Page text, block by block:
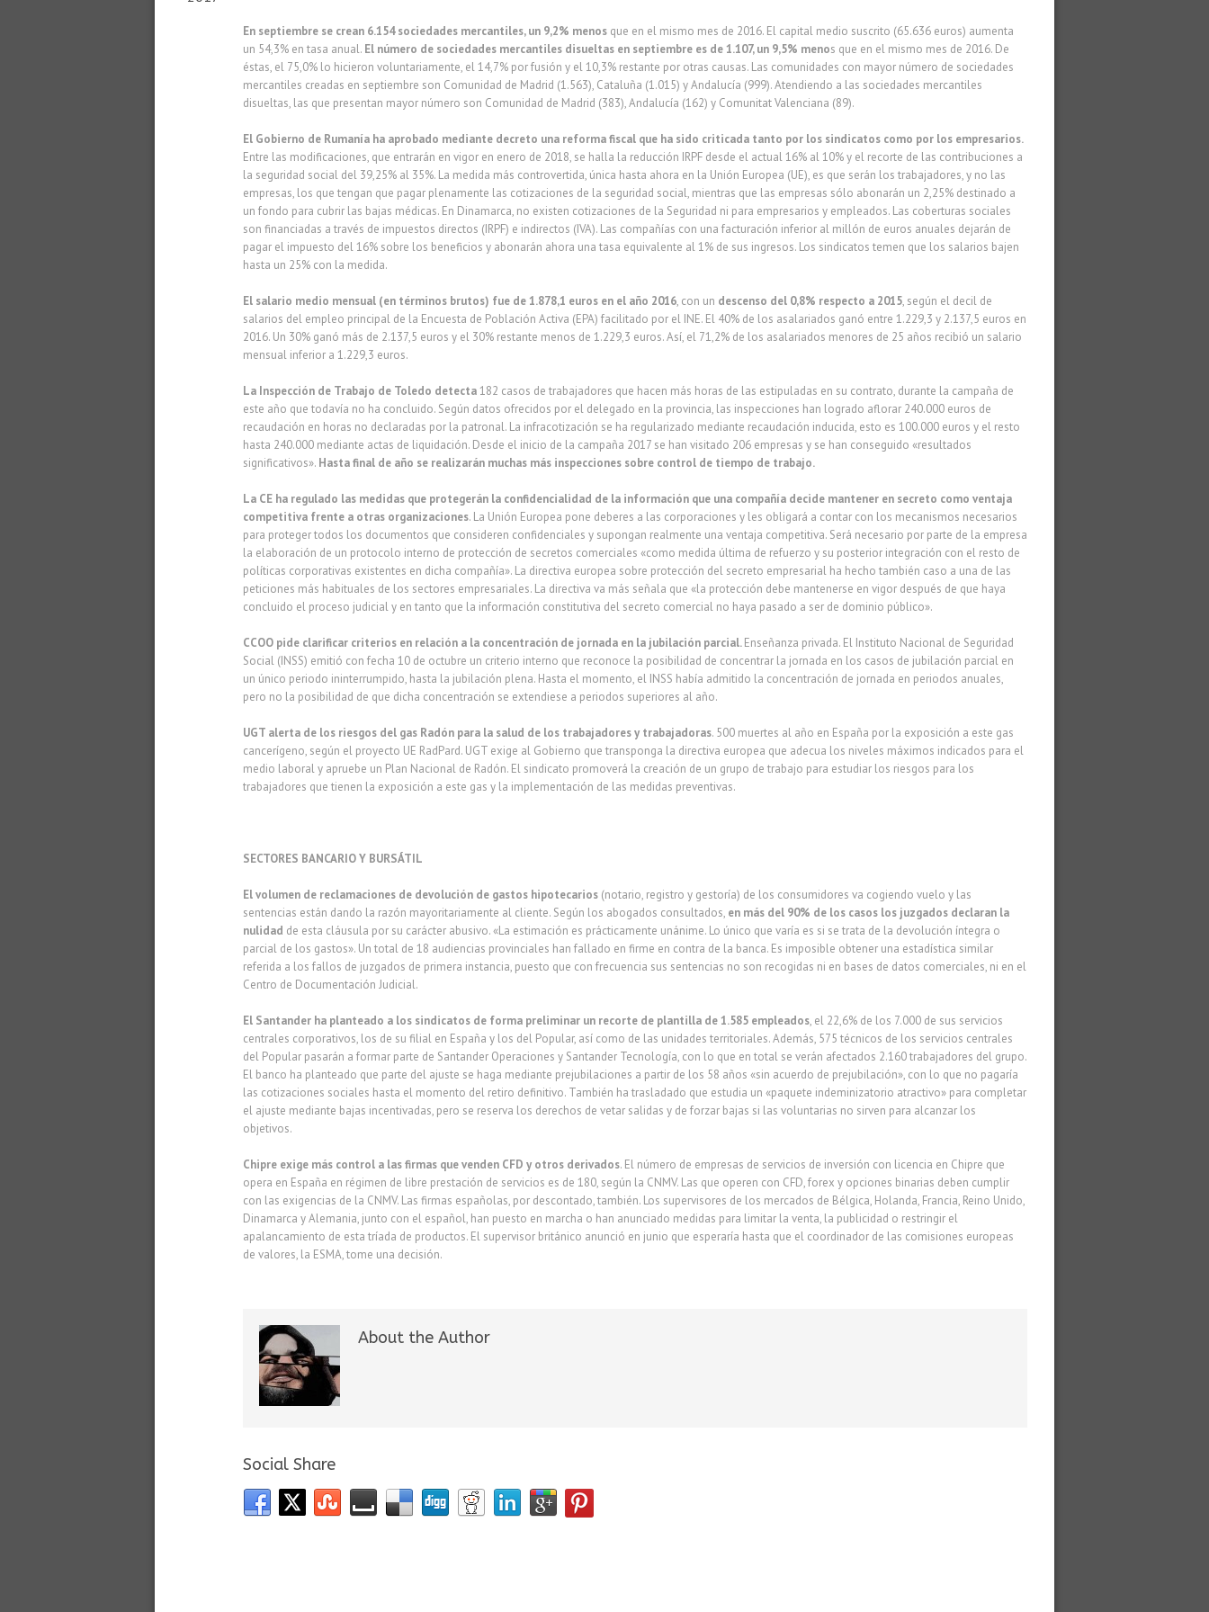
En septiembre se crean 6.154 sociedades mercantiles, un 9,2% menos que en el mismo mes de 2016. El capital medio suscrito (65.636 euros) aumenta
un 54,3% en tasa anual. El número de sociedades mercantiles disueltas en septiembre es de 1.107, un 9,5% menos que en el mismo mes de 2016. De
éstas, el 75,0% lo hicieron voluntariamente, el 14,7% por fusión y el 10,3% restante por otras causas. Las comunidades con mayor número de sociedades
mercantiles creadas en septiembre son Comunidad de Madrid (1.563), Cataluña (1.015) y Andalucía (999). Atendiendo a las sociedades mercantiles
disueltas, las que presentan mayor número son Comunidad de Madrid (383), Andalucía (162) y Comunitat Valenciana (89).
El Gobierno de Rumanía ha aprobado mediante decreto una reforma fiscal que ha sido criticada tanto por los sindicatos como por los empresarios.
Entre las modificaciones, que entrarán en vigor en enero de 2018, se halla la reducción IRPF desde el actual 16% al 10% y el recorte de las contribuciones a
la seguridad social del 39,25% al 35%. La medida más controvertida, única hasta ahora en la Unión Europea (UE), es que serán los trabajadores, y no las
empresas, los que tengan que pagar plenamente las cotizaciones de la seguridad social, mientras que las empresas sólo abonarán un 2,25% destinado a
un fondo para cubrir las bajas médicas. En Dinamarca, no existen cotizaciones de la Seguridad ni para empresarios y empleados. Las coberturas sociales
son financiadas a través de impuestos directos (IRPF) e indirectos (IVA). Las compañías con una facturación inferior al millón de euros anuales dejarán de
pagar el impuesto del 16% sobre los beneficios y abonarán ahora una tasa equivalente al 1% de sus ingresos. Los sindicatos temen que los salarios bajen
hasta un 25% con la medida.
El salario medio mensual (en términos brutos) fue de 1.878,1 euros en el año 2016, con un descenso del 0,8% respecto a 2015, según el decil de
salarios del empleo principal de la Encuesta de Población Activa (EPA) facilitado por el INE. El 40% de los asalariados ganó entre 1.229,3 y 2.137,5 euros en
2016. Un 30% ganó más de 2.137,5 euros y el 30% restante menos de 1.229,3 euros. Así, el 71,2% de los asalariados menores de 25 años recibió un salario
mensual inferior a 1.229,3 euros.
La Inspección de Trabajo de Toledo detecta182 casos de trabajadores que hacen más horas de las estipuladas en su contrato, durante la campaña de
este año que todavía no ha concluido. Según datos ofrecidos por el delegado en la provincia, las inspecciones han logrado aflorar 240.000 euros de
recaudación en horas no declaradas por la patronal. La infracotización se ha regularizado mediante recaudación inducida, esto es 100.000 euros y el resto
hasta 240.000 mediante actas de liquidación. Desde el inicio de la campaña 2017 se han visitado 206 empresas y se han conseguido «resultados
significativos». Hasta final de año se realizarán muchas más inspecciones sobre control de tiempo de trabajo.
La CE ha regulado las medidas que protegerán la confidencialidad de la información que una compañía decide mantener en secreto como ventaja
competitiva frente a otras organizaciones. La Unión Europea pone deberes a las corporaciones y les obligará a contar con los mecanismos necesarios
para proteger todos los documentos que consideren confidenciales y supongan realmente una ventaja competitiva. Será necesario por parte de la empresa
la elaboración de un protocolo interno de protección de secretos comerciales «como medida última de refuerzo y su posterior integración con el resto de
políticas corporativas existentes en dicha compañía». La directiva europea sobre protección del secreto empresarial ha hecho también caso a una de las
peticiones más habituales de los sectores empresariales. La directiva va más señala que «la protección debe mantenerse en vigor después de que haya
concluido el proceso judicial y en tanto que la información constitutiva del secreto comercial no haya pasado a ser de dominio público».
CCOO pide clarificar criterios en relación a la concentración de jornada en la jubilación parcial.Enseñanza privada. El Instituto Nacional de Seguridad
Social (INSS) emitió con fecha 10 de octubre un criterio interno que reconoce la posibilidad de concentrar la jornada en los casos de jubilación parcial en
un único periodo ininterrumpido, hasta la jubilación plena. Hasta el momento, el INSS había admitido la concentración de jornada en periodos anuales,
pero no la posibilidad de que dicha concentración se extendiese a periodos superiores al año.
UGT alerta de los riesgos del gas Radón para la salud de los trabajadores y trabajadoras. ​500 muertes al año en España por la exposición a este gas
cancerígeno, según el proyecto UE RadPard. UGT exige al Gobierno que transponga la directiva europea que adecua los niveles máximos indicados para el
medio laboral y apruebe un Plan Nacional de Radón. El sindicato promoverá la creación de un grupo de trabajo para estudiar los riesgos para los
trabajadores que tienen la exposición a este gas y la implementación de las medidas preventivas.
SECTORES BANCARIO Y BURSÁTIL
El volumen de reclamaciones de devolución de gastos hipotecarios (notario, registro y gestoría) de los consumidores va cogiendo vuelo y las
sentencias están dando la razón mayoritariamente al cliente. Según los abogados consultados, en más del 90% de los casos los juzgados declaran la
nulidad de esta cláusula por su carácter abusivo. «La estimación es prácticamente unánime. Lo único que varía es si se trata de la devolución íntegra o
parcial de los gastos». Un total de 18 audiencias provinciales han fallado en firme en contra de la banca. Es imposible obtener una estadística similar
referida a los fallos de juzgados de primera instancia, puesto que con frecuencia sus sentencias no son recogidas ni en bases de datos comerciales, ni en el
Centro de Documentación Judicial.
El Santander ha planteado a los sindicatos de forma preliminar un recorte de plantilla de 1.585 empleados, el 22,6% de los 7.000 de sus servicios
centrales corporativos, los de su filial en España y los del Popular, así como de las unidades territoriales. Además, 575 técnicos de los servicios centrales
del Popular pasarán a formar parte de Santander Operaciones y Santander Tecnología, con lo que en total se verán afectados 2.160 trabajadores del grupo.
El banco ha planteado que parte del ajuste se haga mediante prejubilaciones a partir de los 58 años «sin acuerdo de prejubilación», con lo que no pagaría
las cotizaciones sociales hasta el momento del retiro definitivo. También ha trasladado que estudia un «paquete indeminizatorio atractivo» para completar
el ajuste mediante bajas incentivadas, pero se reserva los derechos de vetar salidas y de forzar bajas si las voluntarias no sirven para alcanzar los
objetivos.
Chipre exige más control a las firmas que venden CFD y otros derivados. El número de empresas de servicios de inversión con licencia en Chipre que
opera en España en régimen de libre prestación de servicios es de 180, según la CNMV. Las que operen con CFD, forex y opciones binarias deben cumplir
con las exigencias de la CNMV. Las firmas españolas, por descontado, también. Los supervisores de los mercados de Bélgica, Holanda, Francia, Reino Unido,
Dinamarca y Alemania, junto con el español, han puesto en marcha o han anunciado medidas para limitar la venta, la publicidad o restringir el
apalancamiento de esta tríada de productos. El supervisor británico anunció en junio que esperaría hasta que el coordinador de las comisiones europeas
de valores, la ESMA, tome una decisión.
About the Author
Social Share